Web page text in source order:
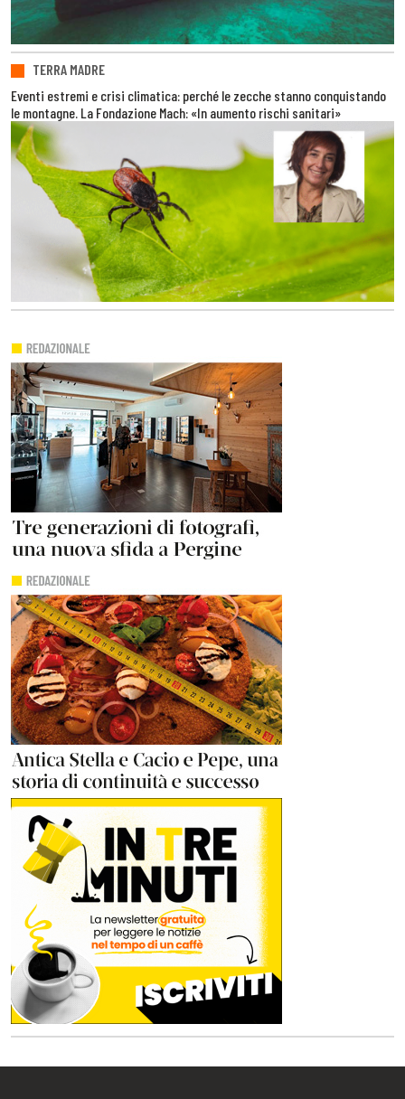
TERRA MADRE
Eventi estremi e crisi climatica: perché le zecche stanno conquistando
le montagne. La Fondazione Mach: «In aumento rischi sanitari»